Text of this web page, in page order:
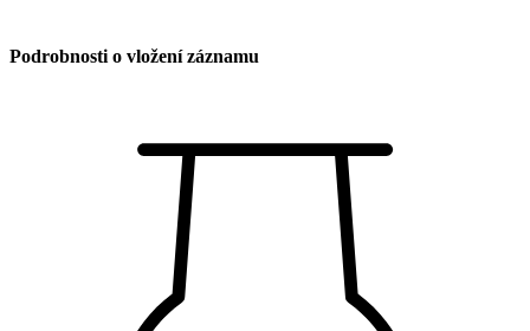
Podrobnosti o vložení záznamu